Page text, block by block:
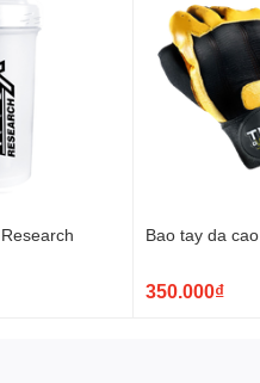
Bao tay da
350.000₫